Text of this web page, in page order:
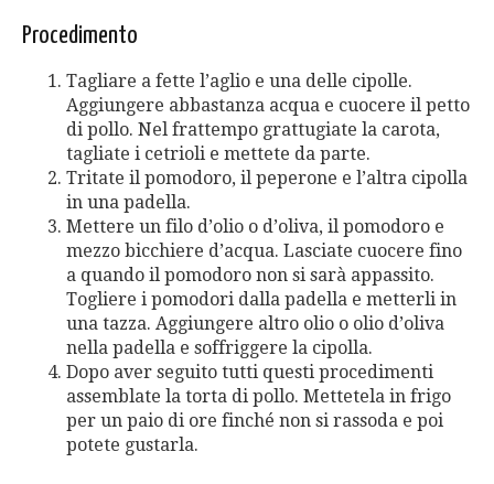
Procedimento
Tagliare a fette l’aglio e una delle cipolle.
Aggiungere abbastanza acqua e cuocere il petto
di pollo. Nel frattempo grattugiate la carota,
tagliate i cetrioli e mettete da parte.
Tritate il pomodoro, il peperone e l’altra cipolla
in una padella.
Mettere un filo d’olio o d’oliva, il pomodoro e
mezzo bicchiere d’acqua. Lasciate cuocere fino
a quando il pomodoro non si sarà appassito.
Togliere i pomodori dalla padella e metterli in
una tazza. Aggiungere altro olio o olio d’oliva
nella padella e soffriggere la cipolla.
Dopo aver seguito tutti questi procedimenti
assemblate la torta di pollo. Mettetela in frigo
per un paio di ore finché non si rassoda e poi
potete gustarla.